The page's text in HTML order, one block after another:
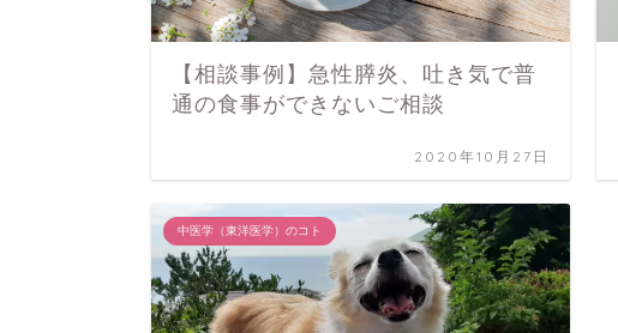
【相談事例】急性膵炎、吐き気で普
通の食事ができないご相談
2020年10月27日
中医学（東洋医学）のコト